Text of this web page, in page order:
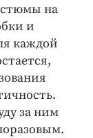
на
и
каждой
за ним